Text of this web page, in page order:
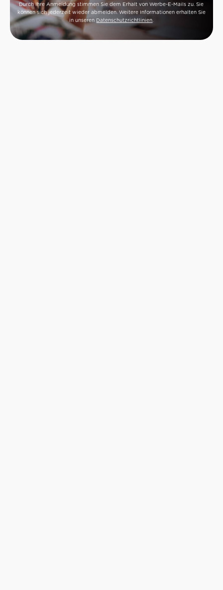
Durch Ihre Anmeldung stimmen Sie dem Erhalt von Werbe-E-Mails zu. Sie
können sich jederzeit wieder abmelden. Weitere Informationen erhalten Sie
in unseren Datenschutzrichtlinien